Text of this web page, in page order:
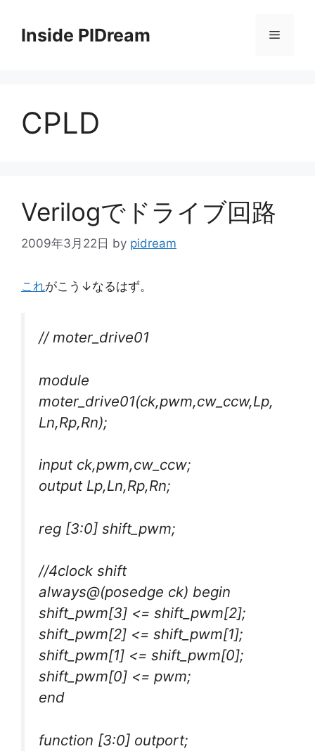
Inside PIDream メ
CPLD
Verilogでドライブ回路
2009年3月22日 by pidream
これがこう↓なるはず。
// moter_drive01
module
moter_drive01(ck,pwm,cw_ccw,Lp,
Ln,Rp,Rn);
input ck,pwm,cw_ccw;
output Lp,Ln,Rp,Rn;
reg [3:0] shift_pwm;
//4clock shift
always@(posedge ck) begin
shift_pwm[3] <= shift_pwm[2];
shift_pwm[2] <= shift_pwm[1];
shift_pwm[1] <= shift_pwm[0];
shift_pwm[0] <= pwm;
end
function [3:0] outport;